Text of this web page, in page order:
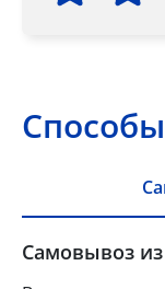
Самовывоз из